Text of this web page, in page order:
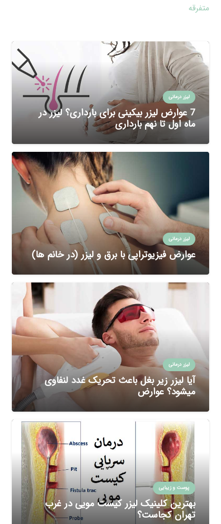
متفرقه
لیزر درمانی
7 عوارض لیزر بیکینی برای بارداری؟ لیزر در
ماه اول تا نهم بارداری
لیزر درمانی
عوارض فیزیوتراپی با برق و لیزر (در خانم ها)
لیزر درمانی
آیا لیزر زیر بغل باعث تحریک غدد لنفاوی
میشود؟ عوارض
پوست و زیبایی
بهترین کلینیک لیزر کیست مویی در غرب
تهران کجاست؟